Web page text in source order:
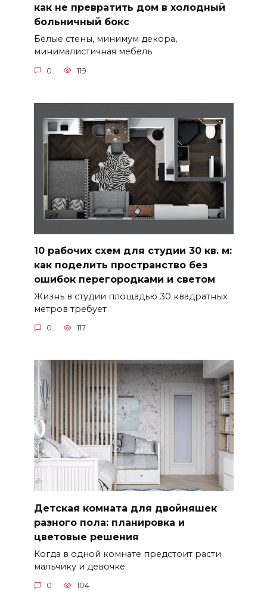
как не превратить дом в холодный
больничный бокс
Белые стены, минимум декора,
минималистичная мебель
0 119
10 рабочих схем для студии 30 кв. м:
как поделить пространство без
ошибок перегородками и светом
Жизнь в студии площадью 30 квадратных
метров требует
0 117
Детская комната для двойняшек
разного пола: планировка и
цветовые решения
Когда в одной комнате предстоит расти
мальчику и девочке
0 104